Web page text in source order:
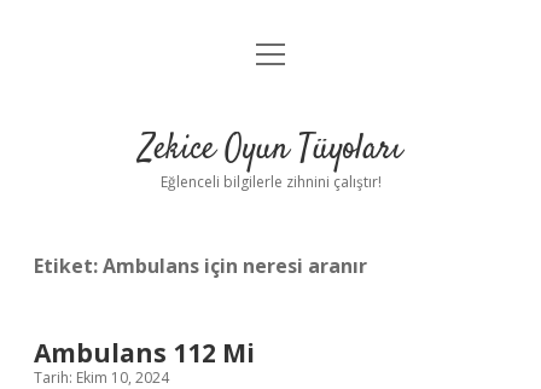
Anasayfa
Yasal Uyarı
menüyü
Zekice Oyun Tüyoları
Eğlenceli bilgilerle zihnini çalıştır!
Etiket:Ambulans için neresi aranır
Ambulans 112 Mi
Tarih: Ekim 10, 2024